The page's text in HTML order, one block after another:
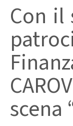
Con il
scena